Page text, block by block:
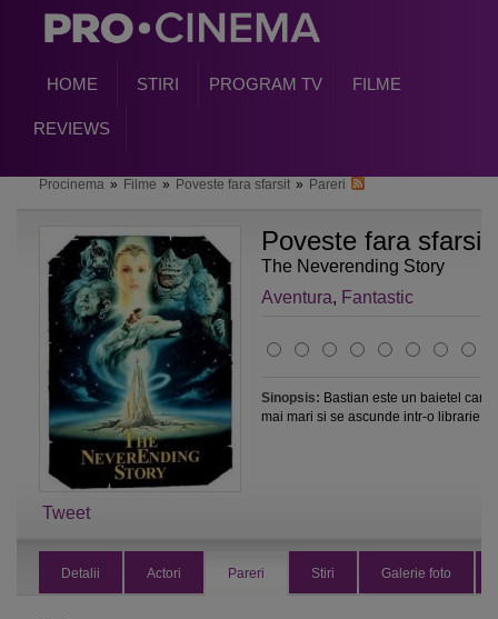
HOME STIRI PROGRAM TV FILME
REVIEWS
Procinema » Filme » Poveste fara sfarsit » Pareri
Tweet
Poveste fara sfarsit
The Neverending Story
Aventura, Fantastic
Sinopsis: Bastian este un baietel
mai mari si se ascunde intr-o librarie....
Detalii Actori Pareri Stiri Galerie foto